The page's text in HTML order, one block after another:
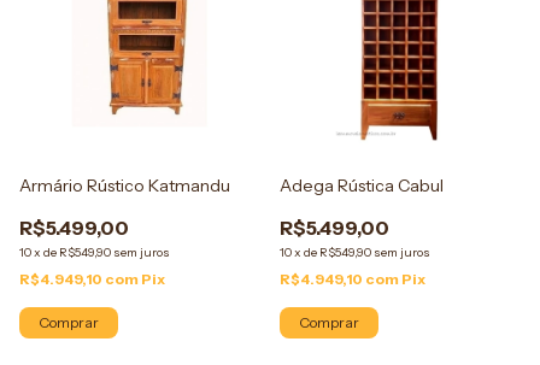
Armário Rústico Katmandu
R$5.499,00
10x de R$549,90 sem juros
R$4.949,10 com Pix
Comprar
Adega Rústica Cabul
R$5.499,00
10x de R$549,90 sem juros
R$4.949,10 com Pix
Comprar